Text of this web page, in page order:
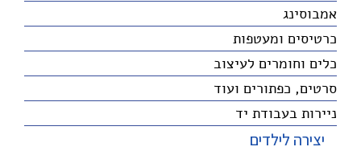
אמבוסינג
כרטיסים ומעטפות
כלים וחומרים לעיצוב
סרטים, כפתורים ועוד
ניירות בעבודת יד
יצירה לילדים